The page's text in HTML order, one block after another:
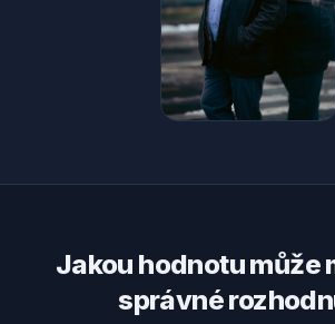
Jakou hodnotu může
správné